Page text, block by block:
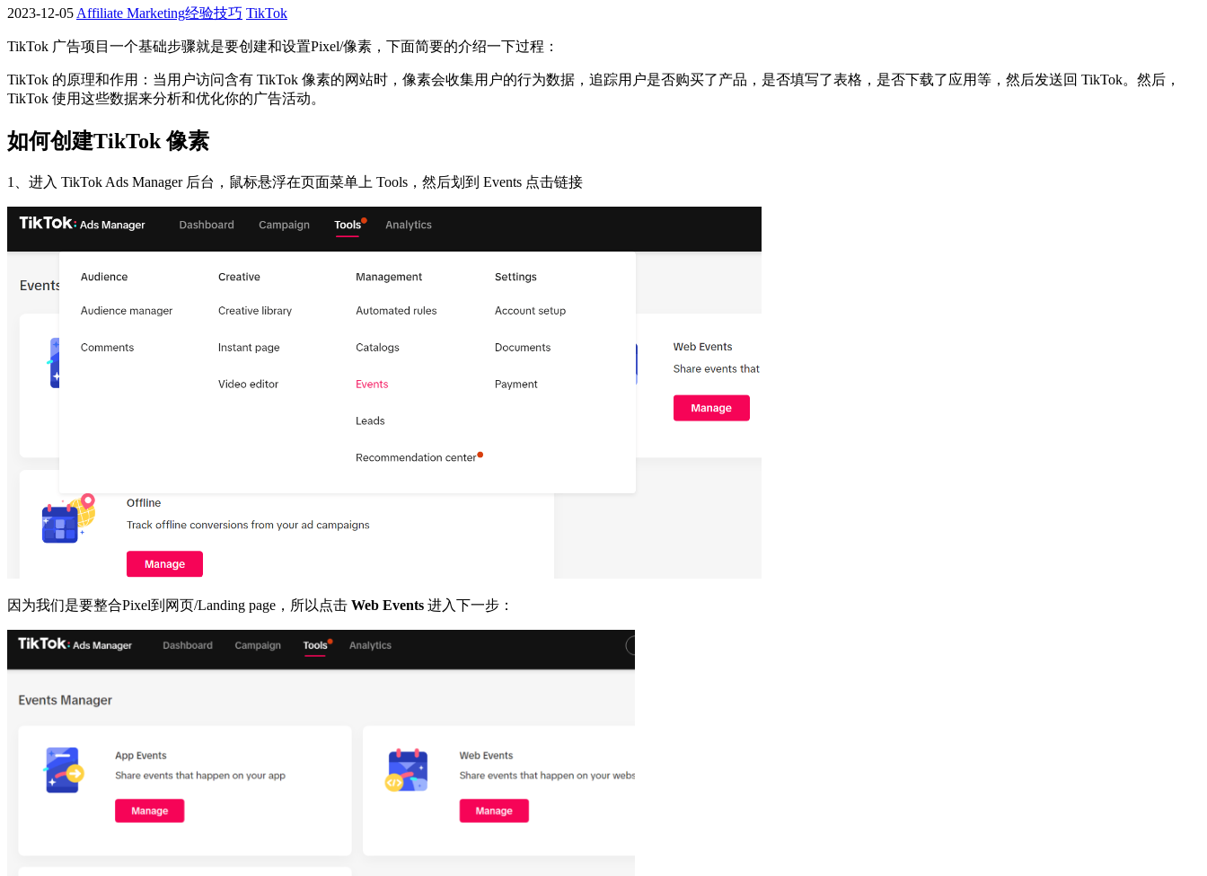
2023-12-05 Affiliate Marketing经验技巧 TikTok
TikTok 广告项目一个基础步骤就是要创建和设置Pixel/像素，下面简要的介绍一下过程：
TikTok 的原理和作用：当用户访问含有 TikTok 像素的网站时，像素会收集用户的行为数据，追踪用户是否购买了产品，是否填写了表格，是否下载了应用等，然后发送回 TikTok。然后，
TikTok 使用这些数据来分析和优化你的广告活动。
如何创建TikTok 像素
1、进入 TikTok Ads Manager 后台，鼠标悬浮在页面菜单上 Tools，然后划到 Events 点击链接
因为我们是要整合Pixel到网页/Landing page，所以点击 Web Events 进入下一步：